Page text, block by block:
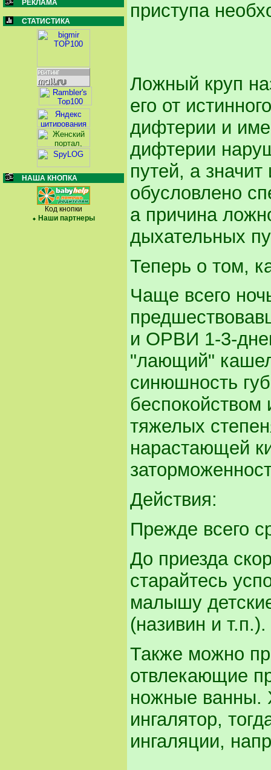
РЕКЛАМА
СТАТИСТИКА
НАША КНОПКА
Код кнопки
Наши партнеры
приступа
Ложный круп
его от
дифтерии и
дифтерии
путей, а
обусловлено
а причина
дыхательных
Теперь о том,
Чаще всего
и ОРВИ 1-3-
"лающий"
синюшность
тяжелых
нарастающей
Действия:
Прежде всего
До приезда
старайтесь
малышу
(називин и т.п.).
Также можно
отвлекающие
ножные ванны.
ингалятор,
ингаляции,